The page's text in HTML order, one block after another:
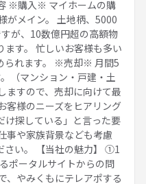
※購入※ マイホームの購
がメイン。 土地柄、5000
が、10数億円超の高額物
す。 忙しいお客様も多い
られます。 ※売却※ 月間5
（マンション・戸建・土
ますので、売却に向けて最
客様のニーズをヒアリング
け探している」と言った要
事や家族背景なども考慮
さい。 【当社の魅力】 ①1
ポータルサイトからの問
、やみくもにテレアポする